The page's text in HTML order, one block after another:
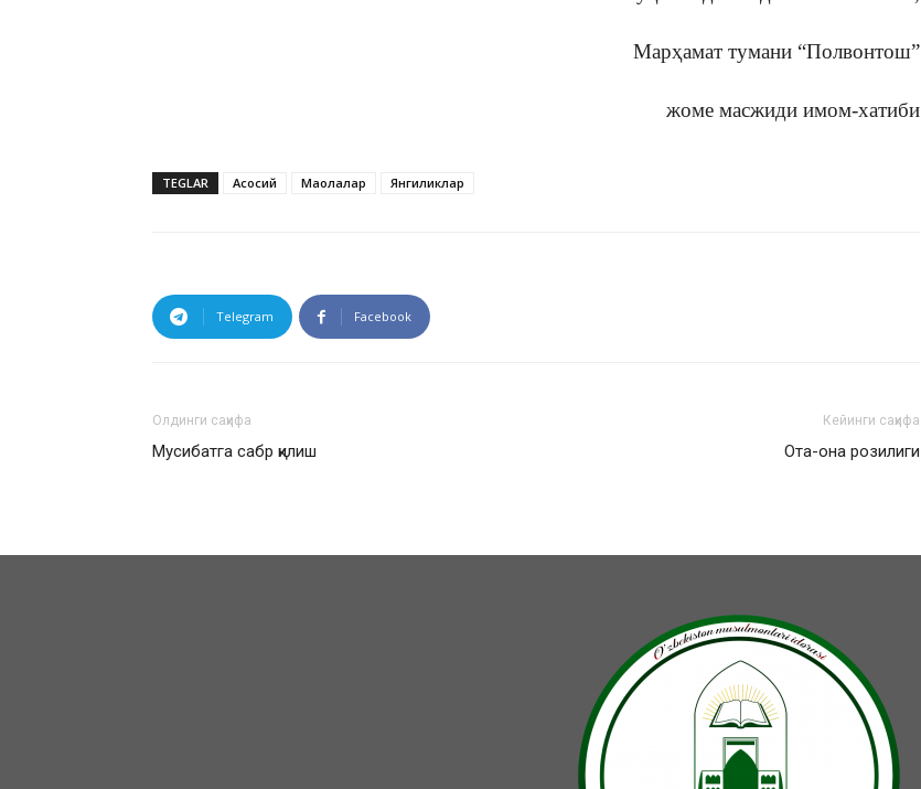
Марҳамат тумани “Полвонтош”
жоме масжиди имом-хатиби
TEGLAR Асосий Мақолалар Янгиликлар
Telegram Facebook
Олдинги саҳифа
Мусибатга сабр қилиш
Кейинги саҳифа
Ота-она розилиги